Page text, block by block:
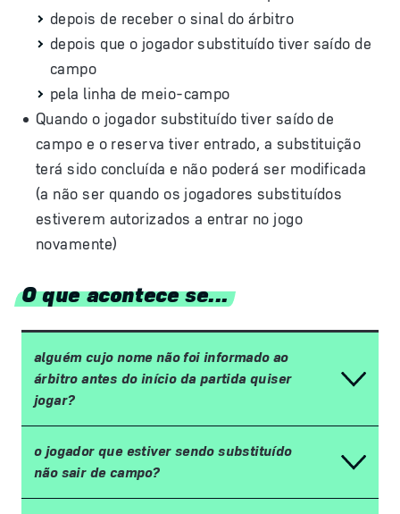
depois de receber o sinal do árbitro
depois que o jogador substituído tiver saído de
campo
pela linha de meio-campo
Quando o jogador substituído tiver saído de
campo e o reserva tiver entrado, a substituição
terá sido concluída e não poderá ser modificada
(a não ser quando os jogadores substituídos
estiverem autorizados a entrar no jogo
novamente)
O que acontece se...
alguém cujo nome não foi informado ao
árbitro antes do início da partida quiser
jogar?
o jogador que estiver sendo substituído
não sair de campo?